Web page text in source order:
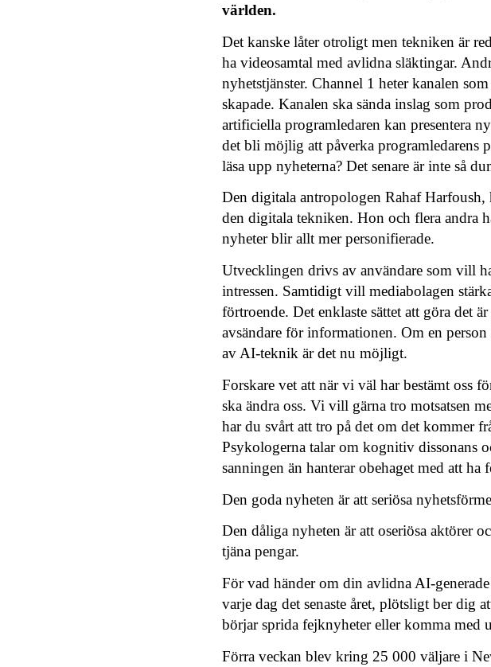
världen.
Det kanske låter otroligt men tekniken är
ha videosamtal med avlidna släktingar.
nyhetstjänster. Channel 1 heter kanalen
skapade. Kanalen ska sända inslag som
artificiella programledaren kan presentera
det bli möjlig att påverka programledarens
läsa upp nyheterna? Det senare är inte så
Den digitala antropologen Rahaf
den digitala tekniken. Hon och flera andra
nyheter blir allt mer personifierade.
Utvecklingen drivs av användare som vill
intressen. Samtidigt vill mediabolagen
förtroende. Det enklaste sättet att göra det
avsändare för informationen. Om en
av AI-teknik är det nu möjligt.
Forskare vet att när vi väl har bestämt oss
ska ändra oss. Vi vill gärna tro motsatsen
har du svårt att tro på det om det kommer
Psykologerna talar om kognitiv dissonans
sanningen än hanterar obehaget med att ha
Den goda nyheten är att seriösa
Den dåliga nyheten är att oseriösa aktörer
tjäna pengar.
För vad händer om din avlidna AI-
varje dag det senaste året, plötsligt ber dig
börjar sprida fejknyheter eller komma med
Förra veckan blev kring 25 000 väljare i